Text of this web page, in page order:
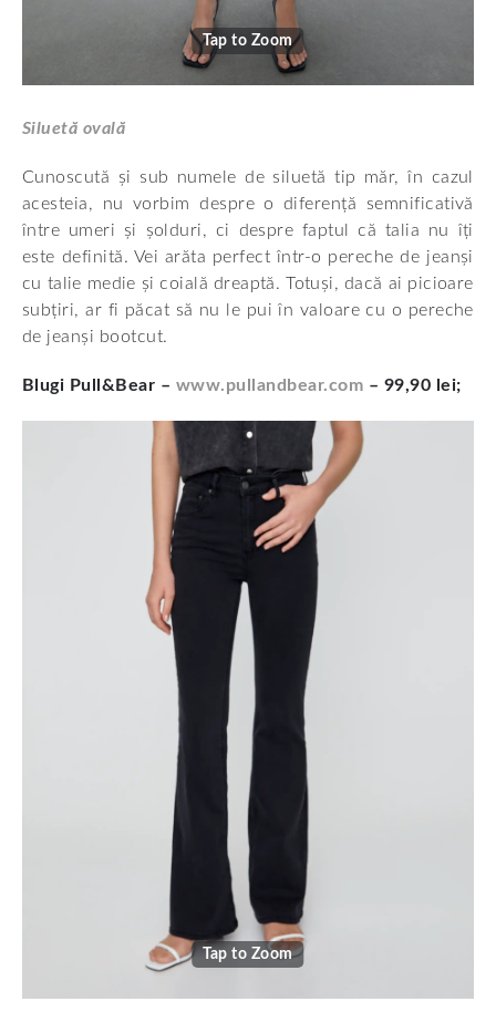
Tap to Zoom
Siluetă ovală
Cunoscută și sub numele de siluetă tip măr, în cazul
acesteia, nu vorbim despre o diferență semnificativă
între umeri și șolduri, ci despre faptul că talia nu îți
este definită. Vei arăta perfect într-o pereche de jeanși
cu talie medie și coială dreaptă. Totuși, dacă ai picioare
subțiri, ar fi păcat să nu le pui în valoare cu o pereche
de jeanși bootcut.
Blugi Pull&Bear – www.pullandbear.com – 99,90 lei;
Tap to Zoom